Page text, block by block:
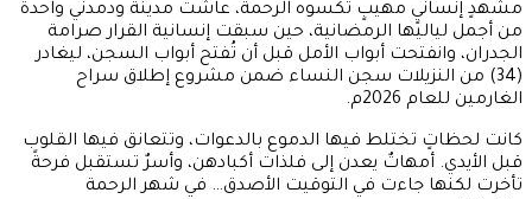
مشهدٍ إنسانيٍ مهيبٍ تكسوه الرحمة، عاشت مدينة ودمدني واحدةً
من أجمل لياليها الرمضانية، حين سبقت إنسانية القرار صرامة
الجدران، وانفتحت أبواب الأمل قبل أن تُفتح أبواب السجن، ليغادر
(34) من النزيلات سجن النساء ضمن مشروع إطلاق سراح
الغارمين للعام 2026م.
كانت لحظاتٍ تختلط فيها الدموع بالدعوات، وتتعانق فيها القلوب
قبل الأيدي. أمهاتٌ يعدن إلى فلذات أكبادهن، وأسرٌ تستقبل فرحةً
تأخرت لكنها جاءت في التوقيت الأصدق… في شهر الرحمة